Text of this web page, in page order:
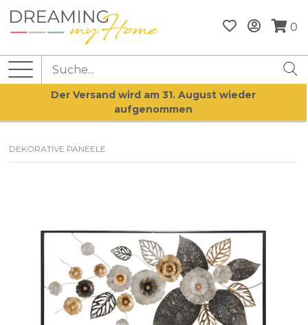
0
Der Versand wird am 31. August wieder
aufgenommen
DEKORATIVE PANEELE